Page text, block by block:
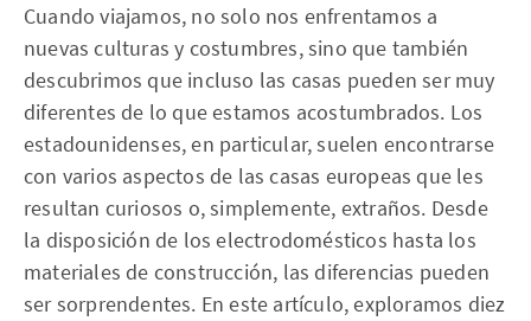
Cuando viajamos, no solo nos enfrentamos a
nuevas culturas y costumbres, sino que también
descubrimos que incluso las casas pueden ser muy
diferentes de lo que estamos acostumbrados. Los
estadounidenses, en particular, suelen encontrarse
con varios aspectos de las casas europeas que les
resultan curiosos o, simplemente, extraños. Desde
la disposición de los electrodomésticos hasta los
materiales de construcción, las diferencias pueden
ser sorprendentes. En este artículo, exploramos diez